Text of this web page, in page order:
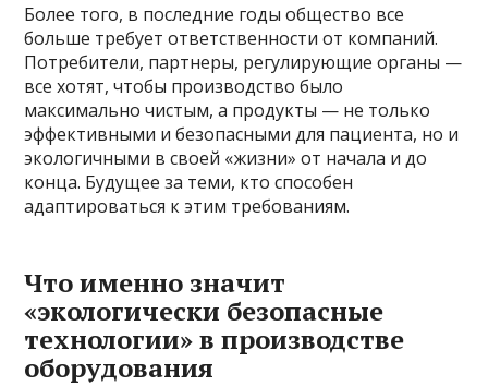
Более того, в последние годы общество все
больше требует ответственности от компаний.
Потребители, партнеры, регулирующие органы —
все хотят, чтобы производство было
максимально чистым, а продукты — не только
эффективными и безопасными для пациента, но и
экологичными в своей «жизни» от начала и до
конца. Будущее за теми, кто способен
адаптироваться к этим требованиям.
Что именно значит
«экологически безопасные
технологии» в производстве
оборудования